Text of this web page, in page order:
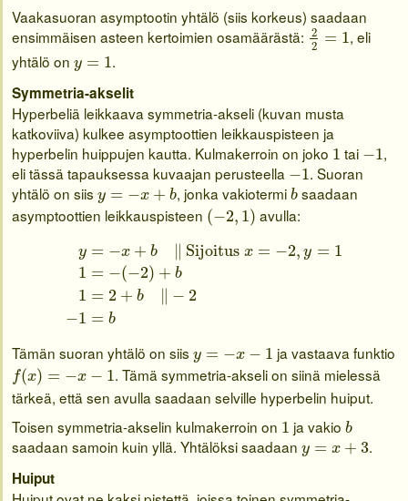
Vaakasuoran asymptootin yhtälö (siis korkeus) saadaan
ensimmäisen asteen kertoimien osamäärästä: 2
2
= 1
22=1 , eli
yhtälö on y = 1
y =1
.
Symmetria-akselit
Hyperbeliä leikkaava symmetria-akseli (kuvan musta
katkoviiva) kulkee asymptoottien leikkauspisteen ja
hyperbelin huippujen kautta. Kulmakerroin on joko 1
1 tai −1
1,
eli tässä tapauksessa kuvaajan perusteella −1
−1. Suoran
yhtälö on siis y = −x + b
y=−x+b , jonka vakiotermib
bsaadaan
asymptoottien leikkauspisteen (−2, 1)
( 2, 1) avulla:
y = −x + b Sijoitus x = −2, y = 1
1 = −(−2) + b
1 = 2 + b − 2
−1 = b
=− ‖Sijoitus x=−2,y= 1 (− 2) 1
Tämän suoran yhtälö on siis y = −x − 1
y =− −1 ja vastaava funktio
f(x) = −x − 1
f(x)= −x 1
. Tämä symmetria-akseli on siinä mielessä
tärkeä, että sen avulla saadaan selville hyperbelin huiput.
Toisen symmetria-akselin kulmakerroin on 1
1 ja vakio b
b
saadaan samoin kuin yllä. Yhtälöksi saadaan y = x + 3
y =x +3
.
Huiput